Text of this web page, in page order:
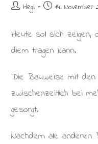
Beitrags-
Hegi
Beitrag14. November
Heute soll sich
diem tragen kann.
Die Bauweise mit den
zwischenzeitlich bei
gesorgt.
Nachdem alle